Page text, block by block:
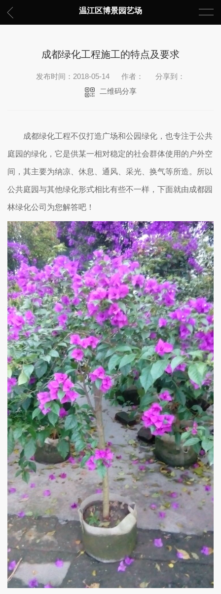
温江区博景园艺场
成都绿化工程施工的特点及要求
发布时间：2018-05-14 作者：
分享到：
二维码分享
成都绿化工程不仅打造广场和公园绿化，也专注于公共
庭园的绿化，它是供某一相对稳定的社会群体使用的户外空
间，其主要为纳凉、休息、通风、采光、换气等所造。所以
公共庭园与其他绿化形式相比有些不一样，下面就由成都园
林绿化公司为您解答吧！